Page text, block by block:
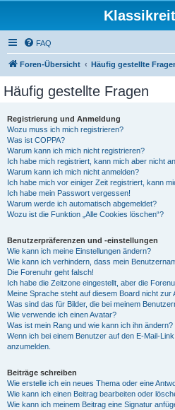
FAQ
Foren-Übersicht Häufig gestellte
Häufig gestellte Fragen
Registrierung und Anmeldung
Wozu muss ich mich registrieren?
Was ist COPPA?
Warum kann ich mich nicht registrieren?
Ich habe mich registriert, kann mich aber nicht
Warum kann ich mich nicht anmelden?
Ich habe mich vor einiger Zeit registriert, kann
Ich habe mein Passwort vergessen!
Warum werde ich automatisch abgemeldet?
Wozu ist die Funktion „Alle Cookies löschen“?
Benutzerpräferenzen und -einstellungen
Wie kann ich meine Einstellungen ändern?
Wie kann ich verhindern, dass mein
Die Forenuhr geht falsch!
Ich habe die Zeitzone eingestellt, aber die
Meine Sprache steht auf diesem Board nicht zur
Was sind das für Bilder, die bei meinem
Wie verwende ich einen Avatar?
Was ist mein Rang und wie kann ich ihn ändern?
Wenn ich bei einem Benutzer auf den E-Mail-
anzumelden.
Beiträge schreiben
Wie erstelle ich ein neues Thema oder eine
Wie kann ich einen Beitrag bearbeiten oder
Wie kann ich meinem Beitrag eine Signatur